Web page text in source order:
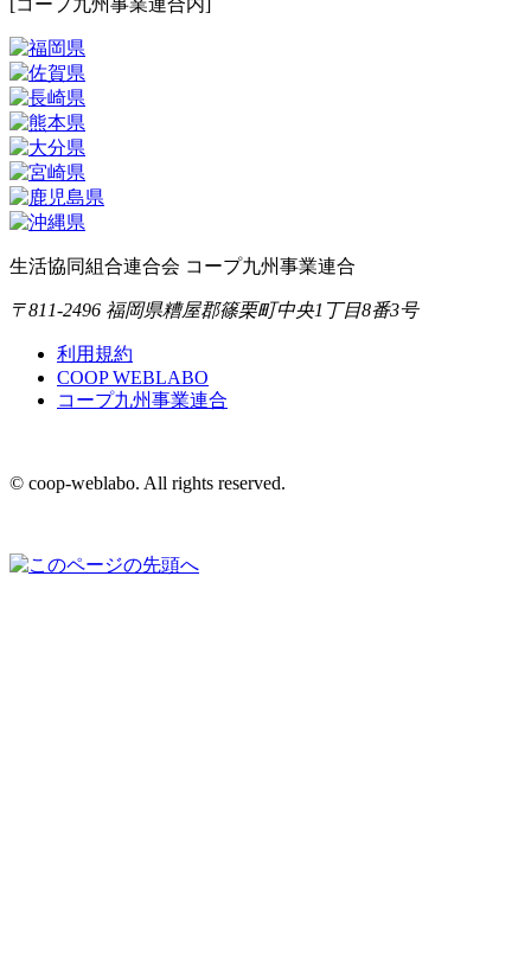
[コープ九州事業連合内]
生活協同組合連合会 コープ九州事業連合
〒811-2496 福岡県糟屋郡篠栗町中央1丁目8番3号
利用規約
COOP WEBLABO
コープ九州事業連合
© coop-weblabo. All rights reserved.